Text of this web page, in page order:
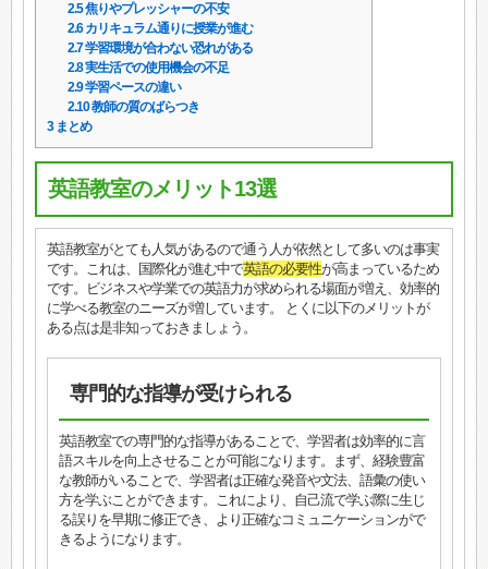
2.5焦りやプレッシャーの不安
2.6カリキュラム通りに授業が進む
2.7学習環境が合わない恐れがある
2.8実生活での使用機会の不足
2.9学習ペースの違い
2.10教師の質のばらつき
3まとめ
英語教室のメリット13選
英語教室がとても人気があるので通う人が依然として多いのは事実
です。これは、国際化が進む中で英語の必要性が高まっているため
です。ビジネスや学業での英語力が求められる場面が増え、効率的
に学べる教室のニーズが増しています。 とくに以下のメリットが
ある点は是非知っておきましょう。
専門的な指導が受けられる
英語教室での専門的な指導があることで、学習者は効率的に言
語スキルを向上させることが可能になります。まず、経験豊富
な教師がいることで、学習者は正確な発音や文法、語彙の使い
方を学ぶことができます。これにより、自己流で学ぶ際に生じ
る誤りを早期に修正でき、より正確なコミュニケーションがで
きるようになります。